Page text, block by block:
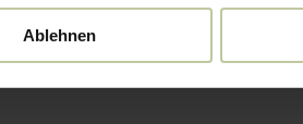
Ablehnen